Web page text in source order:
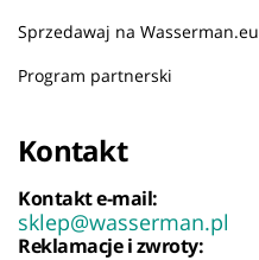
Sprzedawaj na Wasserman.eu
Program partnerski
Kontakt
Kontakt e-mail:
sklep@wasserman.pl
Reklamacje i zwroty: